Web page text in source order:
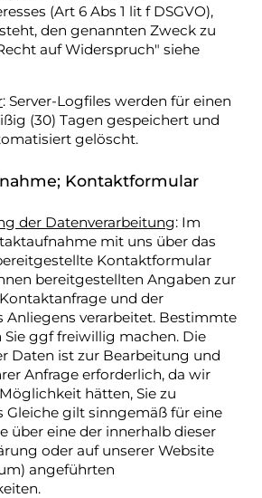
(Art 6 Abs 1 lit f DSGVO),
den genannten Zweck zu
auf Widerspruch" siehe
: Server-Logfiles werden für einen
(30) Tagen gespeichert und
gelöscht.
Kontaktformular
der Datenverarbeitung: Im
mit uns über das
Kontaktformular
bereitgestellten Angaben zur
und der
Anliegens verarbeitet. Bestimmte
ggf freiwillig machen. Die
Daten ist zur Bearbeitung und
Anfrage erforderlich, da wir
hätten, Sie zu
Gleiche gilt sinngemäß für eine
über eine der innerhalb dieser
oder auf unserer Website
angeführten